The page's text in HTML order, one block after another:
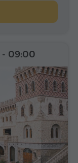
- 09:00